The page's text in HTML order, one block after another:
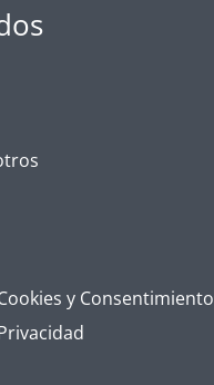
y Consentimiento